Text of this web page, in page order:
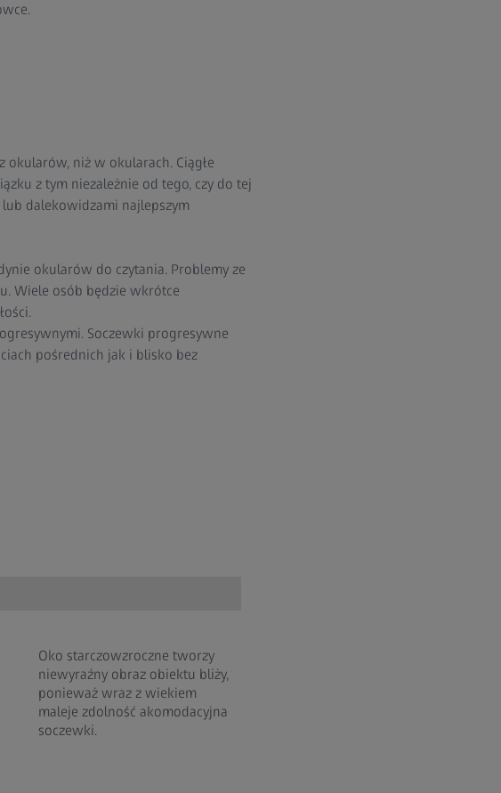
niż w okularach. Ciągłe
z tym niezależnie od tego, czy do tej
dalekowidzami najlepszym
okularów do czytania. Problemy ze
Wiele osób będzie wkrótce
Soczewki progresywne
pośrednich jak i blisko bez
Oko starczowzroczne tworzy
niewyraźny obraz obiektu bliży,
ponieważ wraz z wiekiem
maleje zdolność akomodacyjna
soczewki.